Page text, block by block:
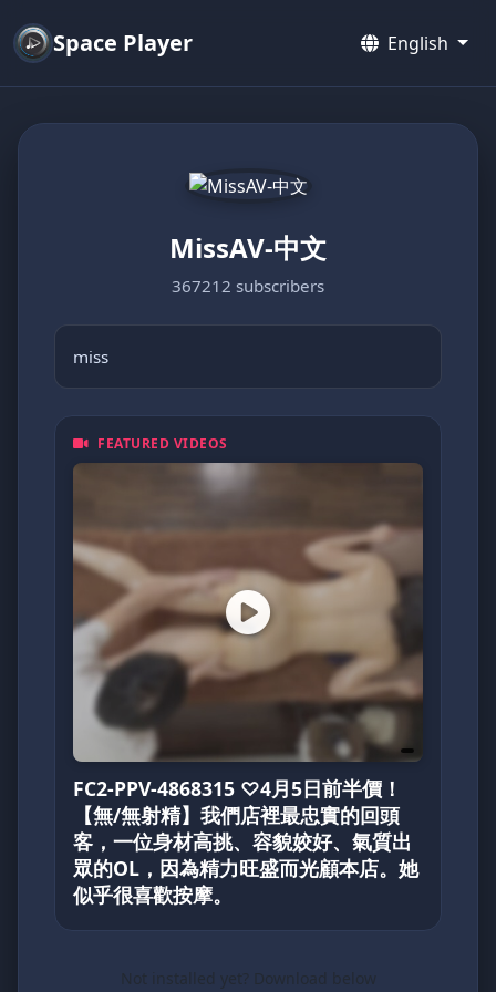
Space Player English
MissAV-中文
367212 subscribers
miss
FEATURED VIDEOS
FC2-PPV-4868315 ♡4月5日前半價！
【無/無射精】我們店裡最忠實的回頭
客，一位身材高挑、容貌姣好、氣質出
眾的OL，因為精力旺盛而光顧本店。她
似乎很喜歡按摩。
Not installed yet? Download below